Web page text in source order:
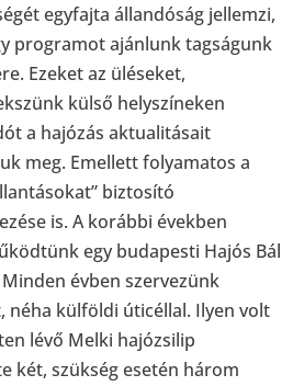
egyfajta állandóság jellemzi,
programot ajánlunk tagságunk
Ezeket az üléseket,
külső helyszíneken
a hajózás aktualitásait
meg. Emellett folyamatos a
biztosító
is. A korábbi években
egy budapesti Hajós Bál
évben szervezünk
néha külföldi úticéllal. Ilyen volt
lévő Melki hajózsilip
két, szükség esetén három